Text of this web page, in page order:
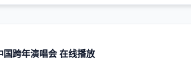
跨年演唱会 在线播放